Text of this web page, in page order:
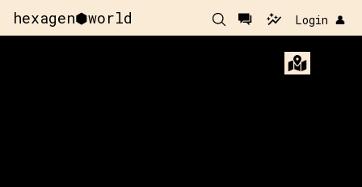
hexagen⬢world Login 👤